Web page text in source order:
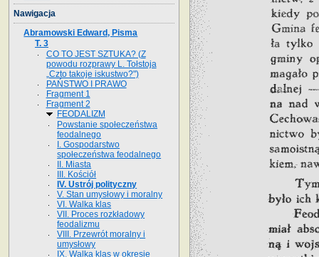
Nawigacja
Abramowski Edward, Pisma
T. 3
CO TO JEST SZTUKA? (Z
powodu rozprawy L. Tołstoja
„Czto takoje iskustwo?")
PAŃSTWO I PRAWO
Fragment 1
Fragment 2
FEODALIZM
Powstanie społeczeństwa
feodalnego
I. Gospodarstwo
społeczeństwa feodalnego
II. Miasta
III. Kościół
IV. Ustrój polityczny
V. Stan umysłowy i moralny
VI. Walka klas
VII. Proces rozkładowy
feodalizmu
VIII. Przewrót moralny i
umysłowy
IX. Walka klas w okresie